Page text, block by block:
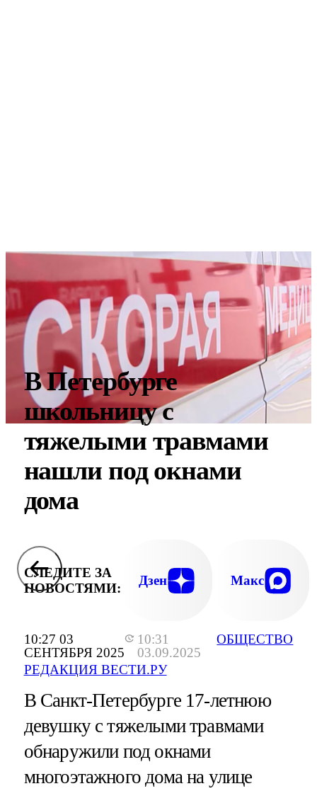
10:27 03
СЕНТЯБРЯ 2025
10:31
03.09.2025
РЕДАКЦИЯ ВЕСТИ.РУ
ОБЩЕСТВО
В Петербурге
школьницу с
тяжелыми травмами
нашли под окнами
дома
СЛЕДИТЕ ЗА
НОВОСТЯМИ:
Дзен Макс
В Санкт-Петербурге 17-летнюю
девушку с тяжелыми травмами
обнаружили под окнами
многоэтажного дома на улице